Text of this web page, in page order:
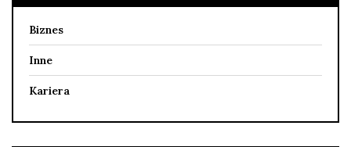
Biznes
Inne
Kariera